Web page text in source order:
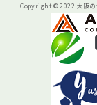
Copyright © 2022 大阪の